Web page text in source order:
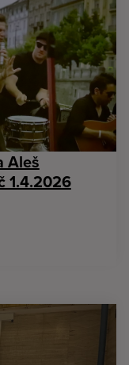
Aleš
1.4.2026